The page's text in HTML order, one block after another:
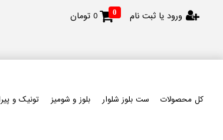
ورود یا ثبت نام 0
0 تومان
کل محصولات ست بلوز شلوار بلوز و شومیز تونیک و